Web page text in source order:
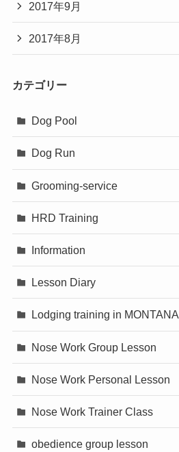
2017年9月
2017年8月
カテゴリー
Dog Pool
Dog Run
Grooming-service
HRD Training
Information
Lesson Diary
Lodging training in MONTANA
Nose Work Group Lesson
Nose Work Personal Lesson
Nose Work Trainer Class
obedience group lesson